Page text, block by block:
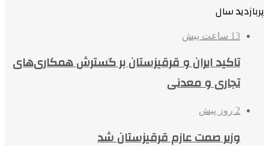
پربازدید سال
13 ساعت پیش
تاکید ایران و قرقیزستان بر گسترش همکاری‌های
تجاری و معدنی
2 روز پیش
وزیر صمت عازم قرقیزستان شد